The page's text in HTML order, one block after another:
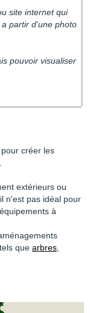
site internet qui
partir d'une photo
pouvoir visualiser
créer les
extérieurs ou
n'est pas idéal pour
à
que arbres